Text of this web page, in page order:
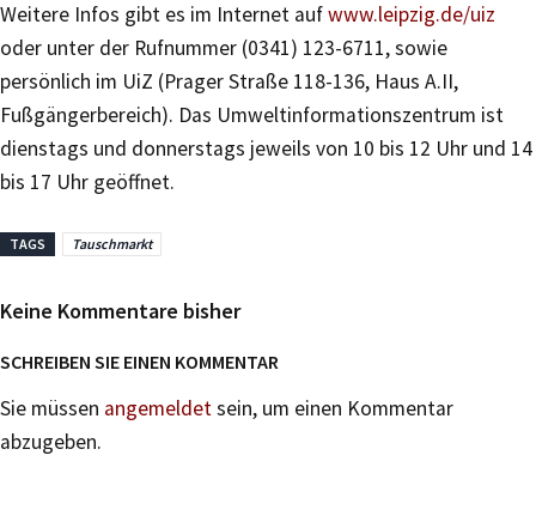
Weitere Infos gibt es im Internet aufwww.leipzig.de/uiz
oder unter der Rufnummer (0341) 123-6711, sowie
persönlich im UiZ (Prager Straße 118-136, Haus A.II,
Fußgängerbereich). Das Umweltinformationszentrum ist
dienstags und donnerstags jeweils von 10 bis 12 Uhr und 14
bis 17 Uhr geöffnet.
TAGS Tauschmarkt
Keine Kommentare bisher
SCHREIBEN SIE EINEN KOMMENTAR
Sie müssen angemeldetsein, um einen Kommentar
abzugeben.